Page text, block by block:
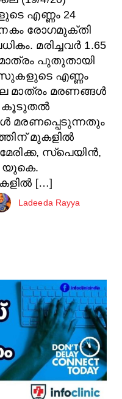
എണ്ണം 24
രോഗമുക്തി
മരിച്ചവർ 1.65
പുതുതായി
എണ്ണം
മാത്രം മരണങ്ങൾ
കൂടുതൽ
മുകളിൽ
സ്പെയിൻ,
യുകെ.
[…]
Ladeeda Rayya